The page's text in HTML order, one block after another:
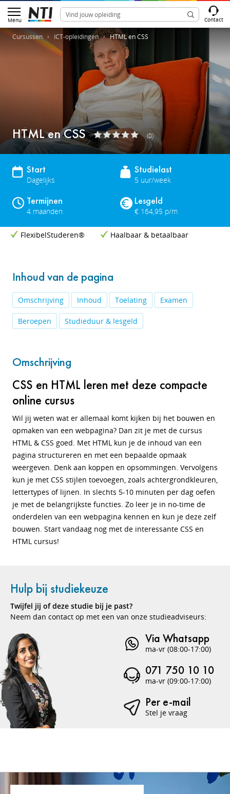
Menu Contact
Cursussen ICT-opleidingen HTML en CSS
HTML en CSS (0)
Start
Dagelijks
Studielast
5 uur/week
Termijnen
4 maanden
Lesgeld
€ 164,95 p/m
FlexibelStuderen® Haalbaar & betaalbaar
Inhoud van de pagina
Omschrijving Inhoud Toelating Examen
Beroepen Studieduur & lesgeld
Omschrijving
CSS en HTML leren met deze compacte
online cursus
Wil jij weten wat er allemaal komt kijken bij het bouwen en
opmaken van een webpagina? Dan zit je met de cursus
HTML & CSS goed. Met HTML kun je de inhoud van een
pagina structureren en met een bepaalde opmaak
weergeven. Denk aan koppen en opsommingen. Vervolgens
kun je met CSS stijlen toevoegen, zoals achtergrondkleuren,
lettertypes of lijnen. In slechts 5-10 minuten per dag oefen
je met de belangrijkste functies. Zo leer je in no-time de
onderdelen van een webpagina kennen en kun je deze zelf
bouwen. Start vandaag nog met de interessante CSS en
HTML cursus!
Hulp bij studiekeuze
Twijfel jij of deze studie bij je past?
Neem dan contact op met een van onze studieadviseurs:
Via Whatsapp
ma-vr (08:00-17:00)
071 750 10 10
ma-vr (09:00-17:00)
Per e-mail
Stel je vraag